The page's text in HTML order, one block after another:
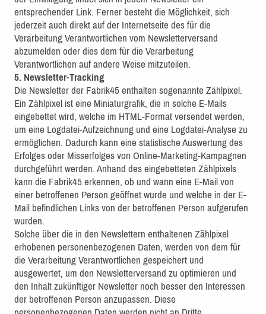
entsprechender Link. Ferner besteht die Möglichkeit, sich
jederzeit auch direkt auf der Internetseite des für die
Verarbeitung Verantwortlichen vom Newsletterversand
abzumelden oder dies dem für die Verarbeitung
Verantwortlichen auf andere Weise mitzuteilen.
5. Newsletter-Tracking
Die Newsletter der Fabrik45 enthalten sogenannte Zählpixel.
Ein Zählpixel ist eine Miniaturgrafik, die in solche E-Mails
eingebettet wird, welche im HTML-Format versendet werden,
um eine Logdatei-Aufzeichnung und eine Logdatei-Analyse zu
ermöglichen. Dadurch kann eine statistische Auswertung des
Erfolges oder Misserfolges von Online-Marketing-Kampagnen
durchgeführt werden. Anhand des eingebetteten Zählpixels
kann die Fabrik45 erkennen, ob und wann eine E-Mail von
einer betroffenen Person geöffnet wurde und welche in der E-
Mail befindlichen Links von der betroffenen Person aufgerufen
wurden.
Solche über die in den Newslettern enthaltenen Zählpixel
erhobenen personenbezogenen Daten, werden von dem für
die Verarbeitung Verantwortlichen gespeichert und
ausgewertet, um den Newsletterversand zu optimieren und
den Inhalt zukünftiger Newsletter noch besser den Interessen
der betroffenen Person anzupassen. Diese